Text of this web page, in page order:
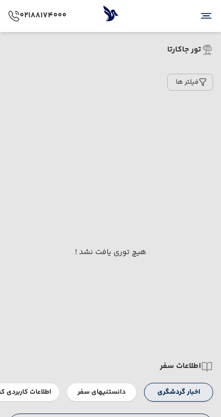
02188174000
تور جاکارتا
فیلتر ها
هیچ توری یافت نشد !
اطلاعات سفر
اخبار گردشگری دانستنیهای سفر اطلاعات کاربردی